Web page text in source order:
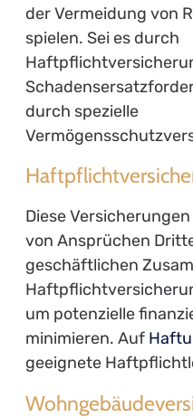
der Vermeidung von
spielen. Sei es durch
durch spezielle
Diese
von Ansprüchen
geschäftlichen
um potenzielle
minimieren. Auf
geeignete